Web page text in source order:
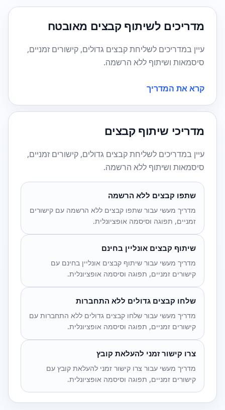
מדריכים לשיתוף קבצים מאובטח
עיין במדריכים לשליחת קבצים גדולים, קישורים זמניים,
סיסמאות ושיתוף ללא הרשמה.
קרא את המדריך
מדריכי שיתוף קבצים
עיין במדריכים לשליחת קבצים גדולים, קישורים זמניים,
סיסמאות ושיתוף ללא הרשמה.
שתפו קבצים ללא הרשמה
מדריך מעשי עבור שתפו קבצים ללא הרשמה עם קישורים
זמניים, תפוגה וסיסמה אופציונלית.
שיתוף קבצים אונליין בחינם
מדריך מעשי עבור שיתוף קבצים אונליין בחינם עם
קישורים זמניים, תפוגה וסיסמה אופציונלית.
שלחו קבצים גדולים ללא התחברות
מדריך מעשי עבור שלחו קבצים גדולים ללא התחברות עם
קישורים זמניים, תפוגה וסיסמה אופציונלית.
צרו קישור זמני להעלאת קובץ
מדריך מעשי עבור צרו קישור זמני להעלאת קובץ עם
קישורים זמניים, תפוגה וסיסמה אופציונלית.